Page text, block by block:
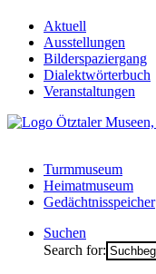
Aktuell
Ausstellungen
Bilderspaziergang
Dialektwörterbuch
Veranstaltungen
Turmmuseum
Heimatmuseum
Gedächtnisspeicher
Suchen
Search for: